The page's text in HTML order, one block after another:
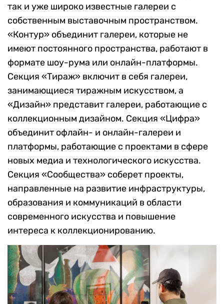
так и уже широко известные галереи с
собственным выставочным пространством.
«Контур» объединит галереи, которые не
имеют постоянного пространства, работают в
формате шоу-рума или онлайн-платформы.
Секция «Тираж» включит в себя галереи,
занимающиеся тиражным искусством, а
«Дизайн» представит галереи, работающие с
коллекционным дизайном. Секция «Цифра»
объединит офлайн- и онлайн-галереи и
платформы, работающие с проектами в сфере
новых медиа и технологического искусства.
Секция «Сообщества» соберет проекты,
направленные на развитие инфраструктуры,
образования и коммуникаций в области
современного искусства и повышение
интереса к коллекционированию.